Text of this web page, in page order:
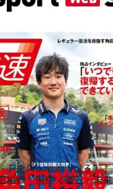
F速 Premium Vol.3
裕毅 現在・過去・未来